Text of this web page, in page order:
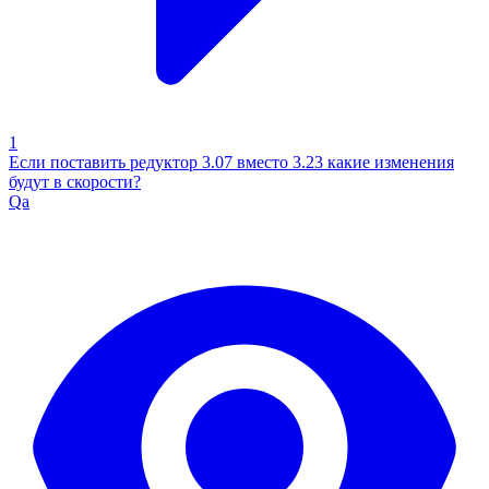
1
Если поставить редуктор 3.07 вместо 3.23 какие изменения
будут в скорости?
Qa